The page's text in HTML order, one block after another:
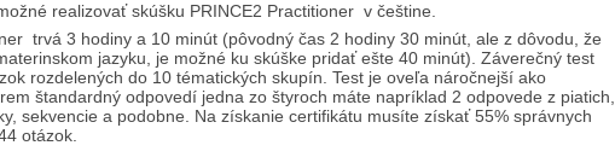
realizovať skúšku PRINCE2 Practitioner v češtine.
trvá 3 hodiny a 10 minút (pôvodný čas 2 hodiny 30 minút, ale z dôvodu, že
jazyku, je možné ku skúške pridať ešte 40 minút). Záverečný test
rozdelených do 10 tématických skupín. Test je oveľa náročnejší ako
štandardný odpovedí jedna zo štyroch máte napríklad 2 odpovede z piatich,
sekvencie a podobne. Na získanie certifikátu musíte získať 55% správnych
otázok.